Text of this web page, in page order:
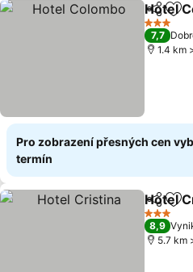
Sdílet
Hotel
3 Počet
7,7
1.4 km
Pro zobrazení přesných cen
termín
Sdílet
Hotel
3 Počet
8,9
5.7 km